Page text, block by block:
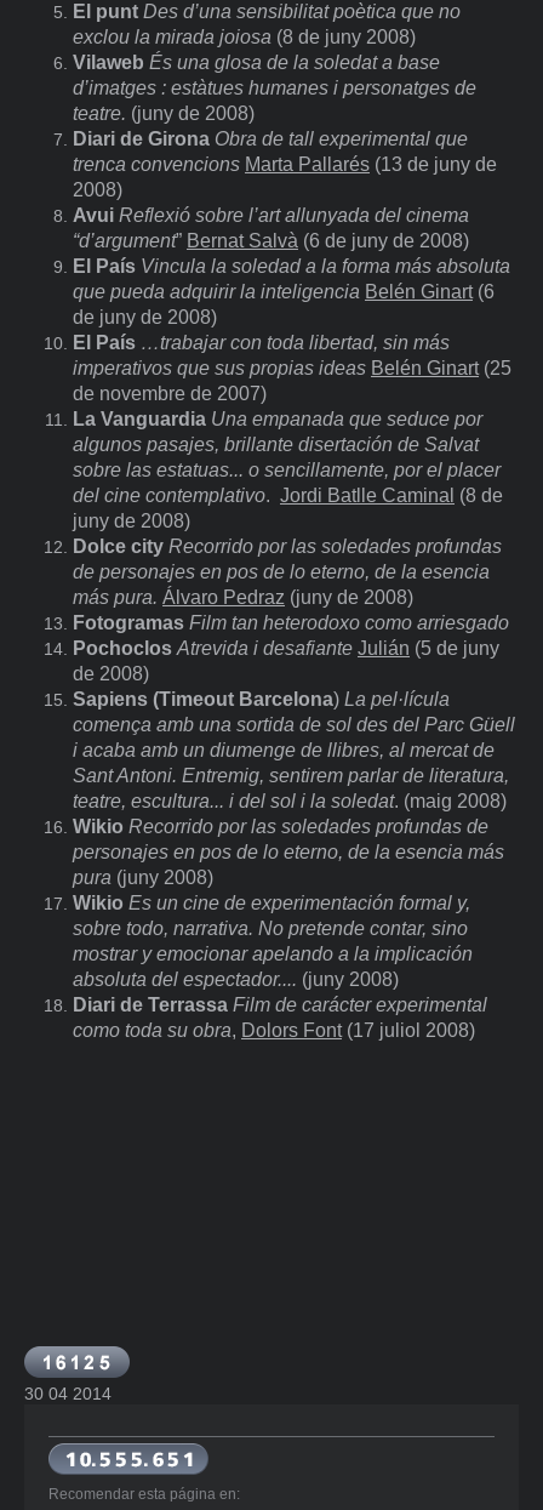
El punt Des d’una sensibilitat poètica que no
exclou la mirada joiosa (8 de juny 2008)
Vilaweb És una glosa de la soledat a base
d’imatges : estàtues humanes i personatges de
teatre. (juny de 2008)
Diari de Girona Obra de tall experimental que
trenca convencions Marta Pallarés (13 de juny de
2008)
Avui Reflexió sobre l’art allunyada del cinema
“d’argument” Bernat Salvà (6 de juny de 2008)
El País Vincula la soledad a la forma más absoluta
que pueda adquirir la inteligencia Belén Ginart(6
de juny de 2008)
El País …trabajar con toda libertad, sin más
imperativos que sus propias ideas Belén Ginart(25
de novembre de 2007)
La Vanguardia Una empanada que seduce por
algunos pasajes, brillante disertación de Salvat
sobre las estatuas... o sencillamente, por el placer
del cine contemplativo. Jordi Batlle Caminal (8 de
juny de 2008)
Dolce city Recorrido por las soledades profundas
de personajes en pos de lo eterno, de la esencia
más pura. Álvaro Pedraz (juny de 2008)
Fotogramas Film tan heterodoxo como arriesgado
Pochoclos Atrevida i desafiante Julián (5 de juny
de 2008)
Sapiens (Timeout Barcelona) La pel·lícula
comença amb una sortida de sol des del Parc Güell
i acaba amb un diumenge de llibres, al mercat de
Sant Antoni. Entremig, sentirem parlar de literatura,
teatre, escultura... i del sol i la soledat. (maig 2008)
Wikio Recorrido por las soledades profundas de
personajes en pos de lo eterno, de la esencia más
pura (juny 2008)
Wikio Es un cine de experimentación formal y,
sobre todo, narrativa. No pretende contar, sino
mostrar y emocionar apelando a la implicación
absoluta del espectador.... (juny 2008)
Diari de Terrassa Film de carácter experimental
como toda su obra, Dolors Font(17 juliol 2008)
30 04 2014
Recomendar esta página en: